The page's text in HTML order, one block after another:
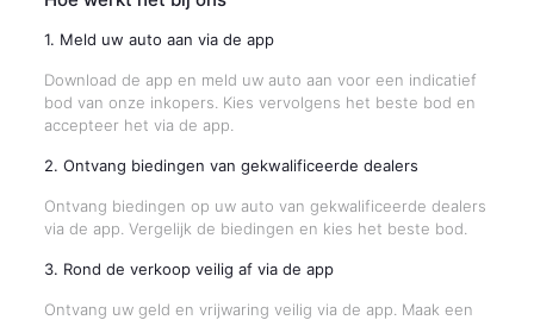
1. Meld uw auto aan via de app
Download de app en meld uw auto aan voor een indicatief
bod van onze inkopers. Kies vervolgens het beste bod en
accepteer het via de app.
2. Ontvang biedingen van gekwalificeerde dealers
Ontvang biedingen op uw auto van gekwalificeerde dealers
via de app. Vergelijk de biedingen en kies het beste bod.
3. Rond de verkoop veilig af via de app
Ontvang uw geld en vrijwaring veilig via de app. Maak een